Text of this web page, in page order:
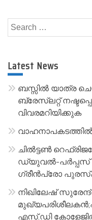
l
n
a
v
:
Search
for:
Latest News
ബസ്സിൽ യാത്ര
ബ്രേസ്‌ലറ്റ്
വിവരമറിയിക്കുക
വാഹനാപകടത്തിൽ
ചിൽട്ടൺ
ഡ്യുവൽ-പർപ്പസ്
ഗ്രീൻപ്രോ
നിഖിലേഷ്
എസ്.ഡി